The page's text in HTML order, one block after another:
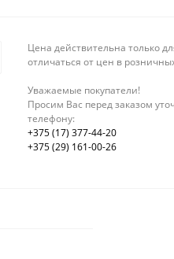
Цена действительна только
отличаться от цен в
Уважаемые покупатели!
Просим Вас перед заказом
телефону:
+375 (17) 377-44-20
+375 (29) 161-00-26